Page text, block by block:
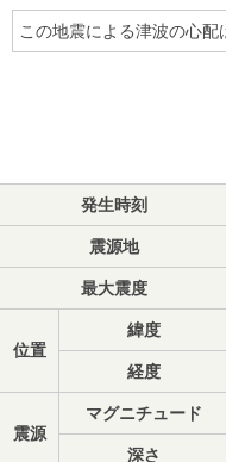
この地震による津波の心配
発生時刻
震源地
最大震度
位置
緯度
経度
震源
マグニチュード
深さ